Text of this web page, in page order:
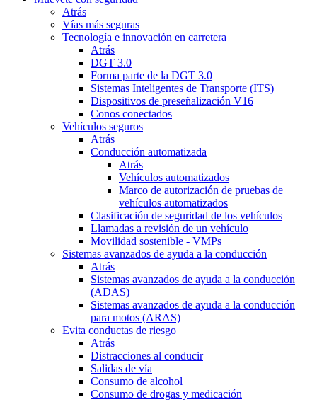
Atrás
Vías más seguras
Tecnología e innovación en carretera
Atrás
DGT 3.0
Forma parte de la DGT 3.0
Sistemas Inteligentes de Transporte (ITS)
Dispositivos de preseñalización V16
Conos conectados
Vehículos seguros
Atrás
Conducción automatizada
Atrás
Vehículos automatizados
Marco de autorización de pruebas de
vehículos automatizados
Clasificación de seguridad de los vehículos
Llamadas a revisión de un vehículo
Movilidad sostenible - VMPs
Sistemas avanzados de ayuda a la conducción
Atrás
Sistemas avanzados de ayuda a la conducción
(ADAS)
Sistemas avanzados de ayuda a la conducción
para motos (ARAS)
Evita conductas de riesgo
Atrás
Distracciones al conducir
Salidas de vía
Consumo de alcohol
Consumo de drogas y medicación